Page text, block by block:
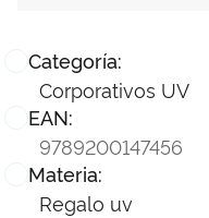
Categoría:
Corporativos UV
EAN:
9789200147456
Materia:
Regalo uv